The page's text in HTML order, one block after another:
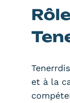
et à la